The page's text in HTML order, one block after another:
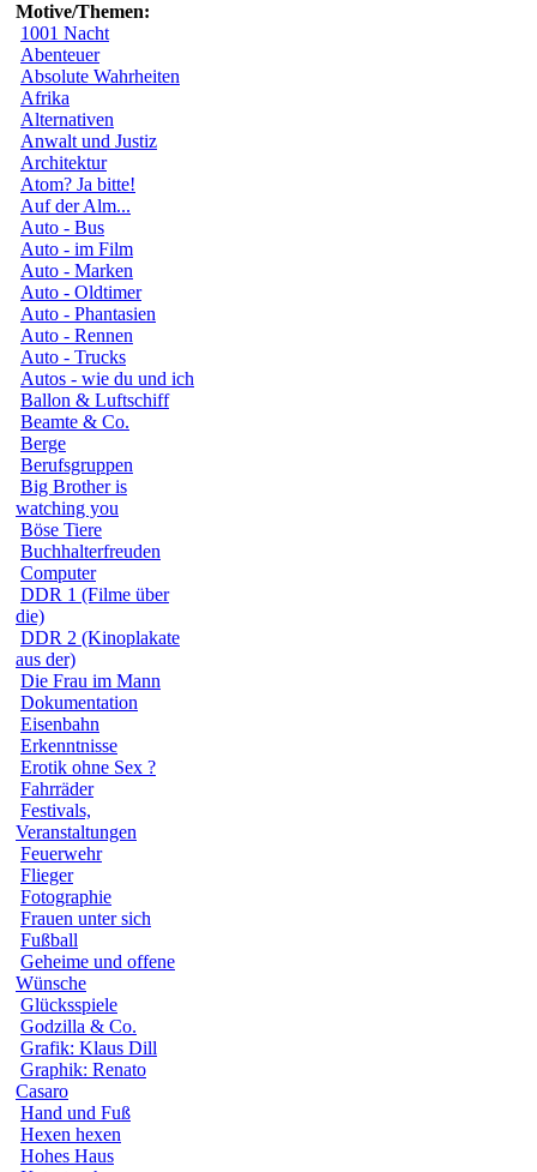
Motive/Themen:
1001 Nacht
Abenteuer
Absolute Wahrheiten
Afrika
Alternativen
Anwalt und Justiz
Architektur
Atom? Ja bitte!
Auf der Alm...
Auto - Bus
Auto - im Film
Auto - Marken
Auto - Oldtimer
Auto - Phantasien
Auto - Rennen
Auto - Trucks
Autos - wie du und ich
Ballon & Luftschiff
Beamte & Co.
Berge
Berufsgruppen
Big Brother is
watching you
Böse Tiere
Buchhalterfreuden
Computer
DDR 1 (Filme über
die)
DDR 2 (Kinoplakate
aus der)
Die Frau im Mann
Dokumentation
Eisenbahn
Erkenntnisse
Erotik ohne Sex ?
Fahrräder
Festivals,
Veranstaltungen
Feuerwehr
Flieger
Fotographie
Frauen unter sich
Fußball
Geheime und offene
Wünsche
Glücksspiele
Godzilla & Co.
Grafik: Klaus Dill
Graphik: Renato
Casaro
Hand und Fuß
Hexen hexen
Hohes Haus